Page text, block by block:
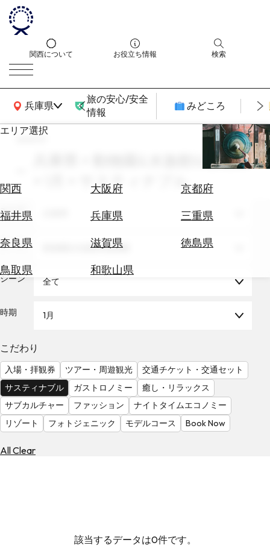
関西について お役立ち情報 検索
兵庫県
関西広域MAP
旅の安心/安全
情報
みどころ
エリア選択
関西 大阪府
京都府
福井県
兵庫県
三重県
奈良県
滋賀県
徳島県
鳥取県
和歌山県
エ
券
テ
を
る
気
を
見
る
search
兵庫県 × 動物園&水族館&植物園
× 1月 × サスティナブル
エリア
テーマ 動物園&水族館&植物園
シーン 全て
時期 1月
こだわり
入場・拝観券 ツアー・周遊観光
交通チケット・交通セット
サスティナブル
ガストロノミー
癒し・リラックス
サブカルチャー
ファッション
ナイトタイムエコノミー
リゾート
フォトジェニック モデルコース Book Now
All Clear
該当するデータは0件です。